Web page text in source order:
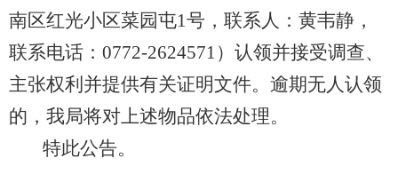
南区红光小区菜园屯1号，联系人：黄韦静，
联系电话：0772-2624571）认领并接受调查、
主张权利并提供有关证明文件。逾期无人认领
的，我局将对上述物品依法处理。
特此公告。